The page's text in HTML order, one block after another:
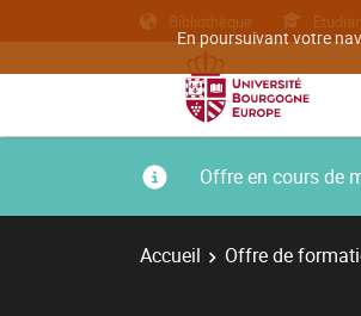
En poursuivant votre
Bibliothèque
Offre en cours de
Accueil Offre de